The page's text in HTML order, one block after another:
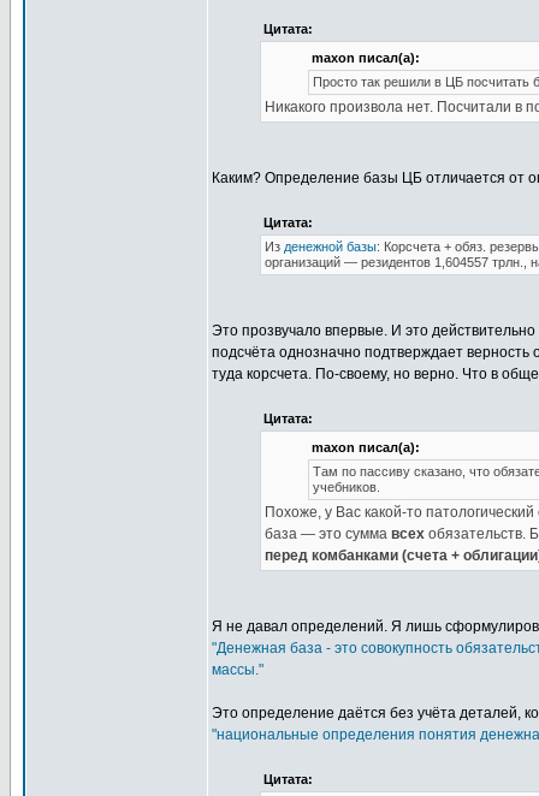
Цитата:
maxon писал(а):
Просто так решили в ЦБ посчитать
Никакого произвола нет. Посчитали в
Каким? Определение базы ЦБ отличается от
Цитата:
Из денежной базы: Корсчета + обяз.
организаций — резидентов 1,604557 трлн.,
Это прозвучало впервые. И это
подсчёта однозначно подтверждает
туда корсчета. По-своему, но верно. Что в
Цитата:
maxon писал(а):
Там по пассиву сказано, что
учебников.
Похоже, у Вас какой-то
база — это сумма всех обязательств.
перед комбанками (счета +
Я не давал определений. Я лишь
"Денежная база - это совокупность
массы."
Это определение даётся без учёта деталей,
"национальные определения понятия
Цитата: